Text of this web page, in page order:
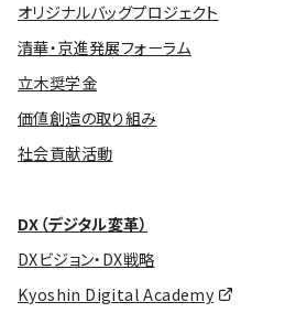
オリジナルバッグプロジェクト
清華・京進発展フォーラム
立木奨学金
価値創造の取り組み
社会貢献活動
DX（デジタル変革）
DXビジョン・DX戦略
Kyoshin Digital Academy